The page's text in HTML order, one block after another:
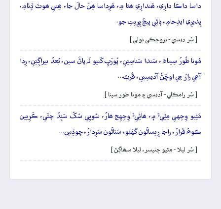
داسا داڪا دارِي، ھَندارِي ھئا مِ، ھَرِداسا ھِنَ حالَ جا، ھِتي ھوتَ ڏِٺامِ،
پِذيرِي ايذِحامِ، پائِي پيچُ پِرِيتِ جو.
[ سُر ديسي - ٻروچڪي ٻولي ]
مُونا طُورُ سِيناءَ ، سَندا سَناسِيَنِ، پُورَڀِ کَنيو نَہ پاڻَ سين، بُعدُ بيراڳِيَنِ، رِدا
آھي رازَ جِي اوڇَڻُ آديسِيَنِ، قُربُ…
[ سُر رامڪلي - آديسي ۽ مونا طور سينا ]
مَڻِيو وِجِهي مِٽِيءَ ۾، ھائِيءَ وِجِهِج ھارُ، سُوڀِي سُکُ سَيِّدُ چئَي، ڪَرِيين
ڪوھُ قَرارُ، راجا رِيساڻُون گهَڻو، سَٽاڻُون سَرِدارُ، چوڏِسِ…
[ سُر ليلا - مڻيو چنيسر، ليلا سھاڳڻ ]